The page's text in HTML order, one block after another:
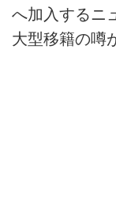
へ加入するニ
大型移籍の噂